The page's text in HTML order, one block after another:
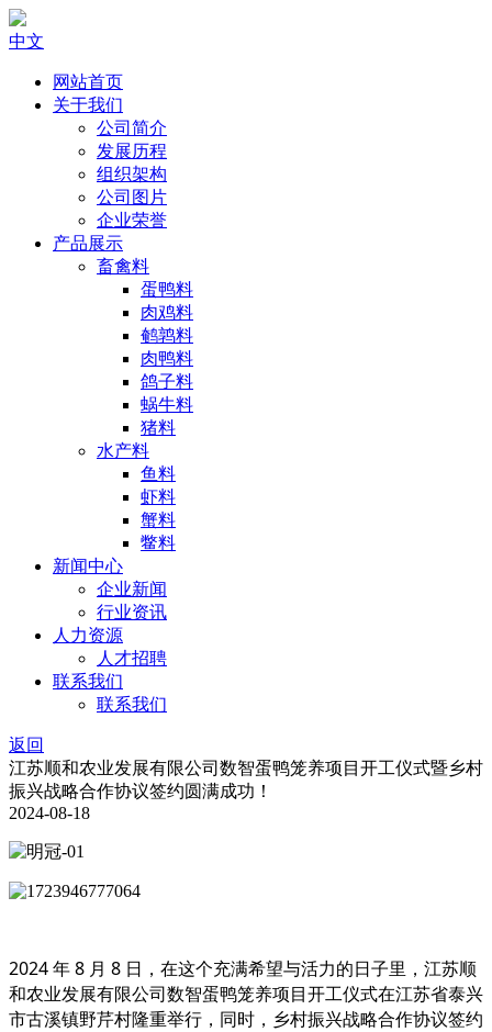
中文
网站首页
关于我们
公司简介
发展历程
组织架构
公司图片
企业荣誉
产品展示
畜禽料
蛋鸭料
肉鸡料
鹌鹑料
肉鸭料
鸽子料
蜗牛料
猪料
水产料
鱼料
虾料
蟹料
鳖料
新闻中心
企业新闻
行业资讯
人力资源
人才招聘
联系我们
联系我们
返回
江苏顺和农业发展有限公司数智蛋鸭笼养项目开工仪式暨乡村
振兴战略合作协议签约圆满成功！
2024-08-18
2024 年 8 月 8 日，在这个充满希望与活力的日子里，江苏顺
和农业发展有限公司数智蛋鸭笼养项目开工仪式在江苏省泰兴
市古溪镇野芹村隆重举行，同时，乡村振兴战略合作协议签约